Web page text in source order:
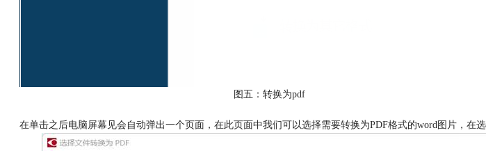
图五：转换为pdf
在单击之后电脑屏幕见会自动弹出一个页面，在此页面中我们可以选择需要转换为PDF格式的word图片，在选